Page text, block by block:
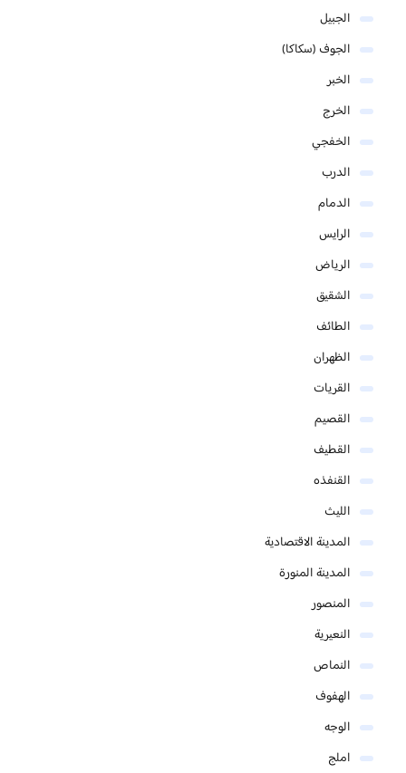
الجبيل
الجوف (سكاكا)
الخبر
الخرج
الخفجي
الدرب
الدمام
الرايس
الرياض
الشقيق
الطائف
الظهران
القريات
القصيم
القطيف
القنفذه
الليث
المدينة الاقتصادية
المدينة المنورة
المنصور
النعيرية
النماص
الهفوف
الوجه
املج